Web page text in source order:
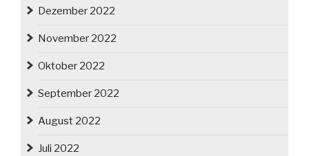
Dezember 2022
November 2022
Oktober 2022
September 2022
August 2022
Juli 2022